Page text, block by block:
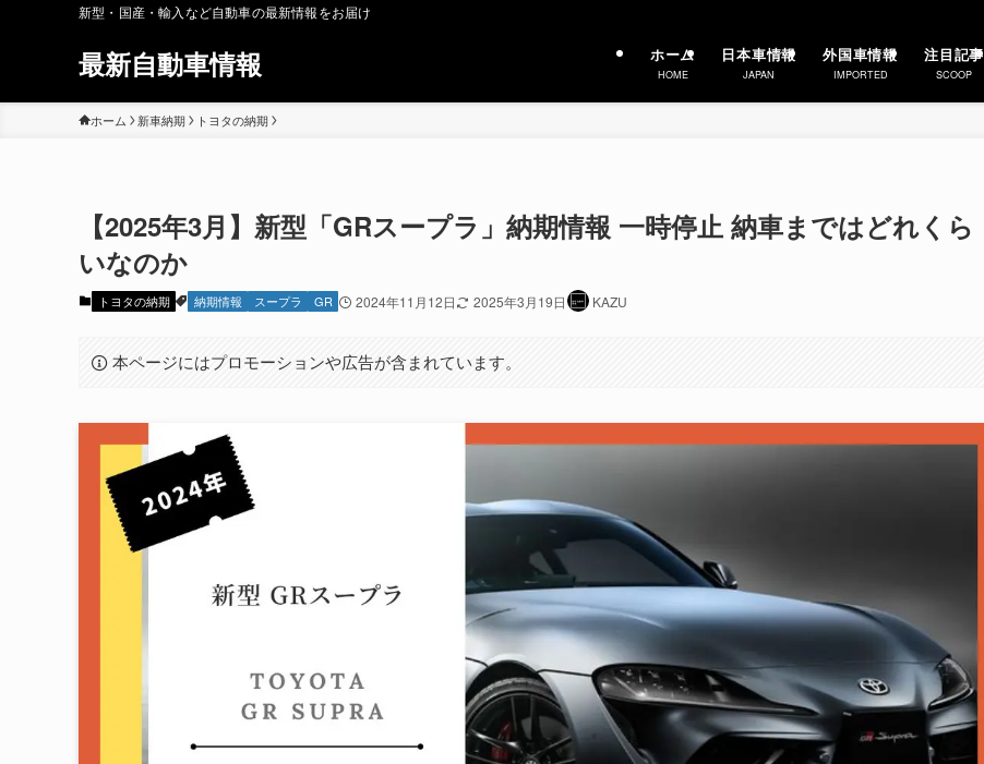
新型・国産・輸入など自動車の最新情報をお届け
最新自動車情報 ホーム
HOME
日本車情報
JAPAN
外国車情報
IMPORTED
注目記事
SCOOP
ホーム 新車納期 トヨタの納期
【2025年3月】新型「GRスープラ」納期情報 一時停止 納車まではどれくら
いなのか
トヨタの納期 納期情報 スープラ GR 2024年11月12日 2025年3月19日 KAZU
本ページにはプロモーションや広告が含まれています。